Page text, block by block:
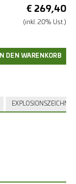
€ 269,40
(inkl. 20% Ust.)